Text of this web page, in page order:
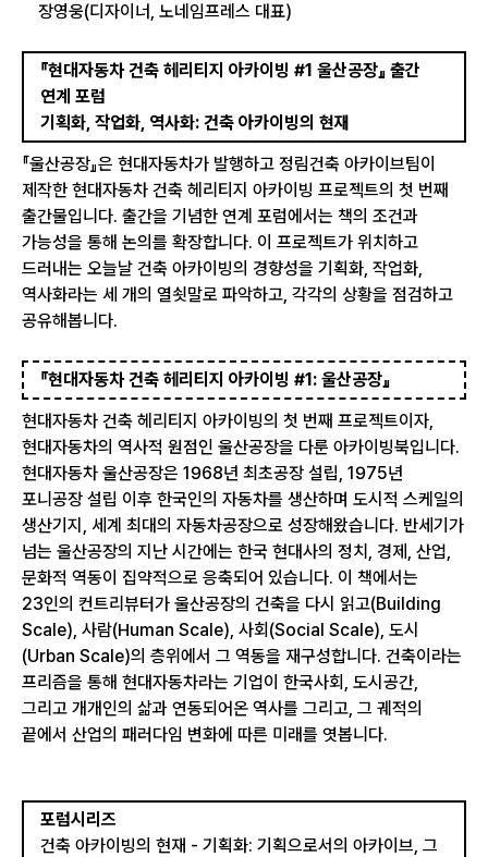
장영웅(디자이너, 노네임프레스 대표)
『현대자동차 건축 헤리티지 아카이빙 #1 울산공장』 출간
연계 포럼
기획화, 작업화, 역사화: 건축 아카이빙의 현재
『울산공장』은 현대자동차가 발행하고 정림건축 아카이브팀이
제작한 현대자동차 건축 헤리티지 아카이빙 프로젝트의 첫 번째
출간물입니다. 출간을 기념한 연계 포럼에서는 책의 조건과
가능성을 통해 논의를 확장합니다. 이 프로젝트가 위치하고
드러내는 오늘날 건축 아카이빙의 경향성을 기획화, 작업화,
역사화라는 세 개의 열쇳말로 파악하고, 각각의 상황을 점검하고
공유해봅니다.
『현대자동차 건축 헤리티지 아카이빙 #1: 울산공장』
현대자동차 건축 헤리티지 아카이빙의 첫 번째 프로젝트이자,
현대자동차의 역사적 원점인 울산공장을 다룬 아카이빙북입니다.
현대자동차 울산공장은 1968년 최초공장 설립, 1975년
포니공장 설립 이후 한국인의 자동차를 생산하며 도시적 스케일의
생산기지, 세계 최대의 자동차공장으로 성장해왔습니다. 반세기가
넘는 울산공장의 지난 시간에는 한국 현대사의 정치, 경제, 산업,
문화적 역동이 집약적으로 응축되어 있습니다. 이 책에서는
23인의 컨트리뷰터가 울산공장의 건축을 다시 읽고(Building
Scale), 사람(Human Scale), 사회(Social Scale), 도시
(Urban Scale)의 층위에서 그 역동을 재구성합니다. 건축이라는
프리즘을 통해 현대자동차라는 기업이 한국사회, 도시공간,
그리고 개개인의 삶과 연동되어온 역사를 그리고, 그 궤적의
끝에서 산업의 패러다임 변화에 따른 미래를 엿봅니다.
포럼시리즈
건축 아카이빙의 현재 - 기획화: 기획으로서의 아카이브, 그